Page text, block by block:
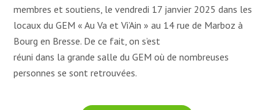
membres et soutiens, le vendredi 17 janvier 2025 dans les
locaux du GEM « Au Va et Vi’Ain » au 14 rue de Marboz à
Bourg en Bresse. De ce fait, on s’est
réuni dans la grande salle du GEM où de nombreuses
personnes se sont retrouvées.